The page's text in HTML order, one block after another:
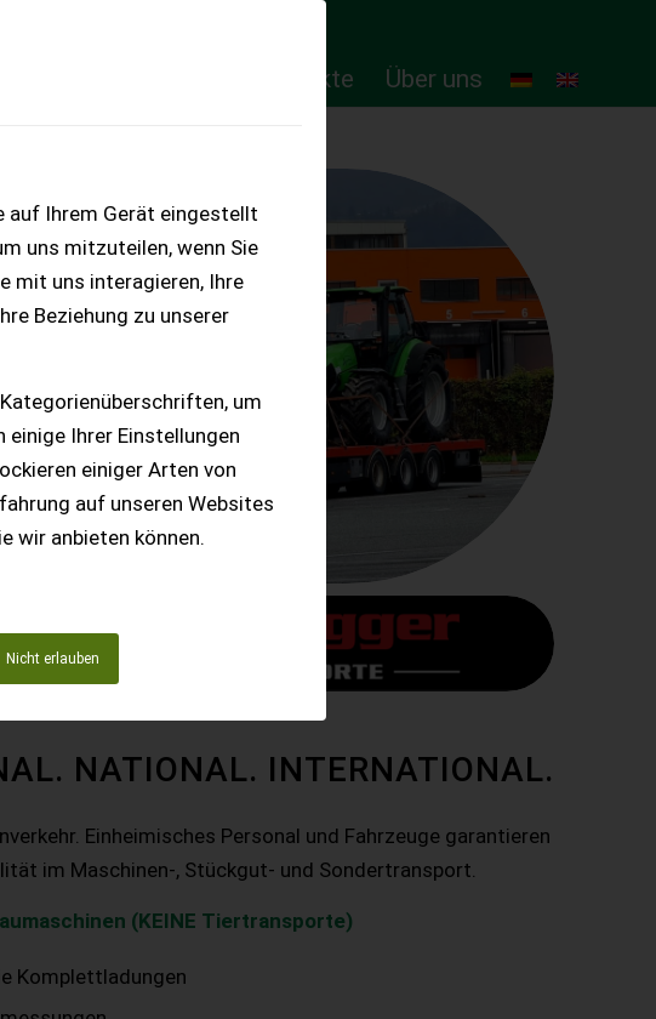
auf Ihrem Gerät eingestellt
uns mitzuteilen, wenn Sie
mit uns interagieren, Ihre
Beziehung zu unserer
um
einige Ihrer Einstellungen
einiger Arten von
auf unseren Websites
wir anbieten können.
Nicht erlauben
Online-Produkte Über uns
NATIONAL. INTERNATIONAL.
Einheimisches Personal und Fahrzeuge garantieren
im Maschinen-, Stückgut- und Sondertransport.
(KEINE Tiertransporte)
Komplettladungen